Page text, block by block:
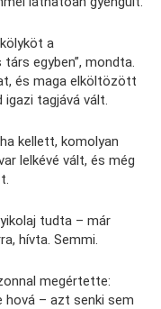
a
egyben”, mondta.
és maga elköltözött
igazi tagjává vált.
kellett, komolyan
lelkévé vált, és még
tudta – már
hívta. Semmi.
megértette:
hová – azt senki sem